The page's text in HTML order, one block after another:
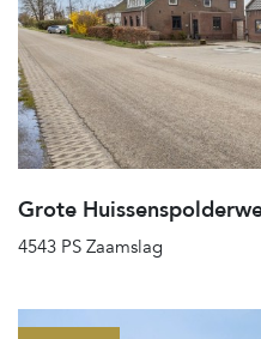
Grote
4543 PS Zaamslag